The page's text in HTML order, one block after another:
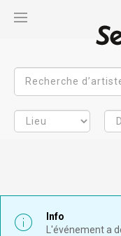
Info
L'événement a